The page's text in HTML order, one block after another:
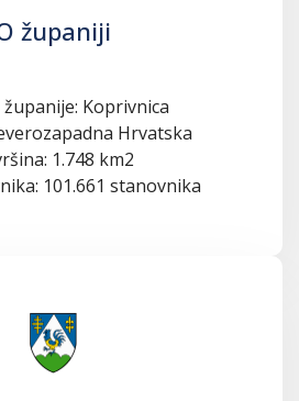
županiji
županije: Koprivnica
Hrvatska
1.748 km2
101.661 stanovnika